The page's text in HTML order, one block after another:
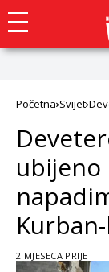
Početna Svijet
ubijeno
2 MJESECA PRIJE